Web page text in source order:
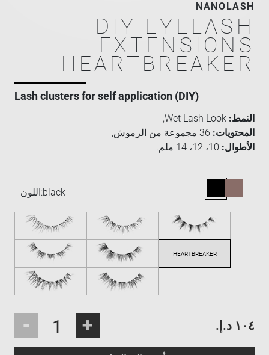
NANOLASH
DIY EYELASH
EXTENSIONS
HEARTBREAKER
Lash clusters for self application (DIY)
النمط:
المحتويات:
الأطوال:
اللون:black
- + ١٠٤ د.إ.‏